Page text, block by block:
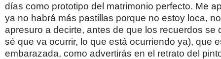
días como prototipo del matrimonio perfecto. Me
ya no habrá más pastillas porque no estoy loca,
apresuro a decirte, antes de que los recuerdos se
sé que va ocurrir, lo que está ocurriendo ya), que
embarazada, como advertirás en el retrato del